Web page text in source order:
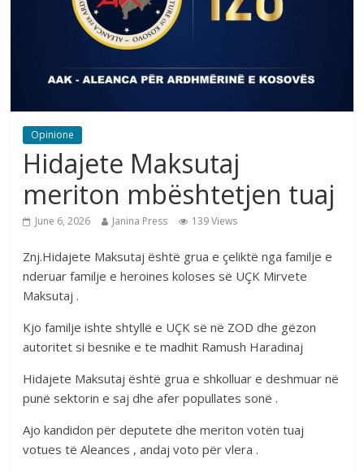
Opinione
Hidajete Maksutaj
meriton mbështetjen tuaj
June 6, 2026 Janina Press 139 Views
Znj.Hidajete Maksutaj është grua e çeliktë nga familje e
nderuar familje e heroines koloses së UÇK Mirvete
Maksutaj .
Kjo familje ishte shtyllë e UÇK së në ZOD dhe gëzon
autoritet si besnike e te madhit Ramush Haradinaj
Hidajete Maksutaj është grua e shkolluar e deshmuar në
punë sektorin e saj dhe afer popullates sonë .
Ajo kandidon për deputete dhe meriton votën tuaj
votues të Aleances , andaj voto për vlera .